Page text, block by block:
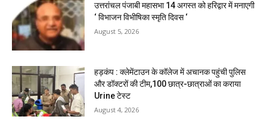
उत्तरांचल पंजाबी महासभा 14 अगस्त को हरिद्वार में मनाएगी
‘ विभाजन विभीषिका स्मृति दिवस ‘
August 5, 2026
हड़कंप : क्लेमेंटाउन के कॉलेज में अचानक पहुंची पुलिस
और डॉक्टरों की टीम,100 छात्र-छात्राओं का कराया
Urine टेस्ट
August 4, 2026